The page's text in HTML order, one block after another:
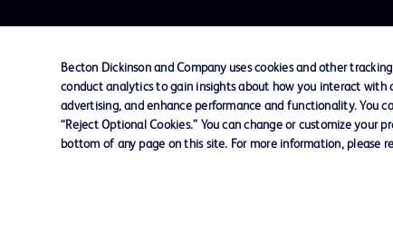
联系我们 Cookie 政策 隐私政策 使用条款
© 2026 BD. All rights reserved. BD and the
are trademarks of Becton, Dickinson and
Becton Dickinson and Company uses cookies and other
conduct analytics to gain insights about how you interact with
advertising, and enhance performance and functionality. You
“Reject Optional Cookies.” You can change or customize your
bottom of any page on this site. For more information, please